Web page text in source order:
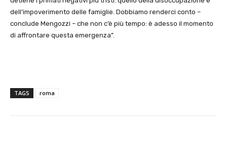
dell’impoverimento delle famiglie. Dobbiamo renderci conto –
conclude Mengozzi – che non c’è più tempo: è adesso il momento
di affrontare questa emergenza”.
TAGS roma